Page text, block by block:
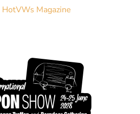
HotVWs Magazine